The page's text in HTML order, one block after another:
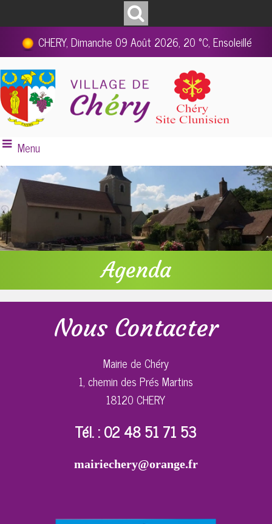
CHERY, Dimanche 09 Août 2026, 20 °C, Ensoleillé
Menu
Agenda
Nous Contacter
Mairie de Chéry
1, chemin des Prés Martins
18120 CHERY
Tél. : 02 48 51 71 53
mairiechery@orange.fr